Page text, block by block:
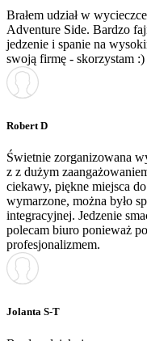
Brałem udział w
Adventure Side. Bardzo
jedzenie i spanie na
swoją firmę - skorzystam
Robert D
Świetnie zorganizowana
z z dużym
ciekawy, piękne miejsca
wymarzone, można było
integracyjnej. Jedzenie
polecam biuro ponieważ
profesjonalizmem.
Jolanta S-T